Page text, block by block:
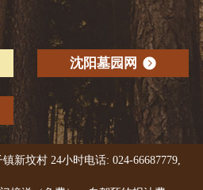
沈阳墓园网
新坟村 24小时电话: 024-66687779,